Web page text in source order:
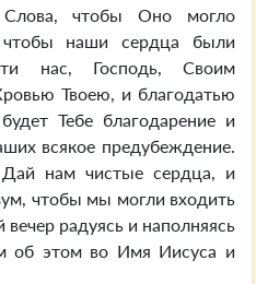
Слова, чтобы Оно могло
наши сердца были
нас, Господь, Своим
Твоею, и благодатью
Тебе благодарение и
всякое предубеждение.
нам чистые сердца, и
чтобы мы могли входить
радуясь и наполняясь
об этом во Имя Иисуса и